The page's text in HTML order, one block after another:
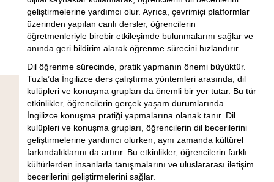
geliştirmelerine yardımcı olur. Ayrıca, çevrimiçi platformlar
üzerinden yapılan canlı dersler, öğrencilerin
öğretmenleriyle birebir etkileşimde bulunmalarını sağlar ve
anında geri bildirim alarak öğrenme sürecini hızlandırır.
Dil öğrenme sürecinde, pratik yapmanın önemi büyüktür.
Tuzla’da İngilizce ders çalıştırma yöntemleri arasında, dil
kulüpleri ve konuşma grupları da önemli bir yer tutar. Bu tür
etkinlikler, öğrencilerin gerçek yaşam durumlarında
İngilizce konuşma pratiği yapmalarına olanak tanır. Dil
kulüpleri ve konuşma grupları, öğrencilerin dil becerilerini
geliştirmelerine yardımcı olurken, aynı zamanda kültürel
farkındalıklarını da artırır. Bu etkinlikler, öğrencilerin farklı
kültürlerden insanlarla tanışmalarını ve uluslararası iletişim
becerilerini geliştirmelerini sağlar.